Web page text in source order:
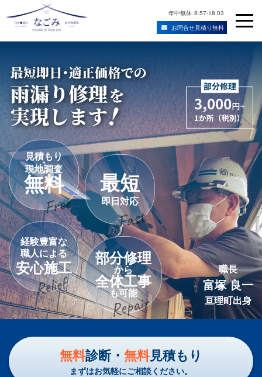
Skip
content
年中無休 8:57-18:03
お問合せ見積り無料
見積もり
・
現地調査
無料 最短
即日対応
経験豊富な
職人による
安心施工
部分修理
から
全体工事
も可能
職長
富塚 良一
亘理町出身
無料診断・ 無料見積もり
まずはお気軽にご相談ください。